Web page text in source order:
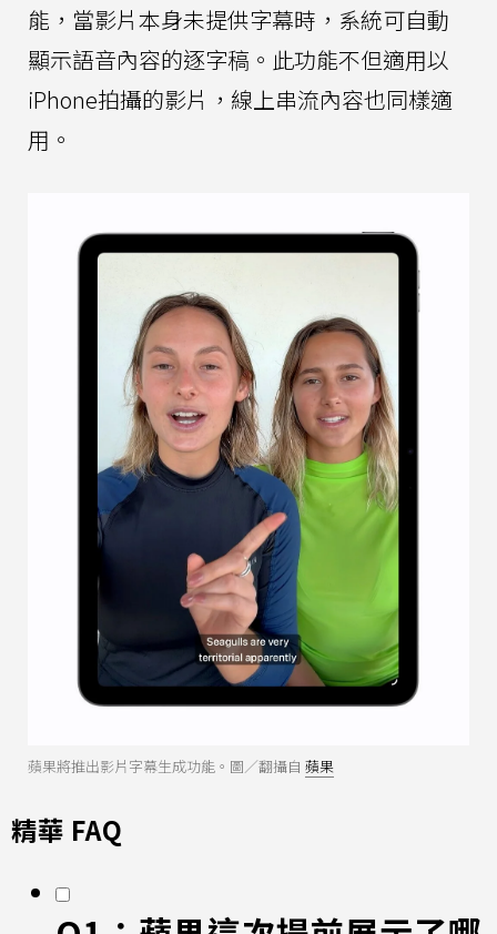
能，當影片本身未提供字幕時，系統可自動
顯示語音內容的逐字稿。此功能不但適用以
iPhone拍攝的影片，線上串流內容也同樣適
用。
蘋果將推出影片字幕生成功能。圖／翻攝自 蘋果
精華 FAQ